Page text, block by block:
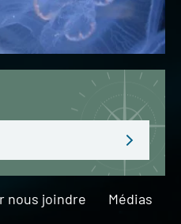
nous joindre
Médias